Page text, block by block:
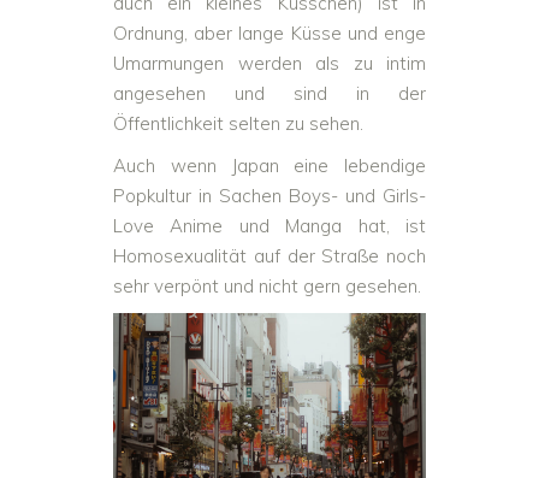
Ordnung, aber lange Küsse und enge
Umarmungen werden als zu intim
angesehen und sind in der
Öffentlichkeit selten zu sehen.
Auch wenn Japan eine lebendige
Popkultur in Sachen Boys- und Girls-
Love Anime und Manga hat, ist
Homosexualität auf der Straße noch
sehr verpönt und nicht gern gesehen.